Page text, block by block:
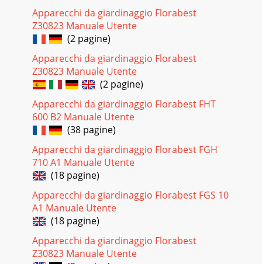
Apparecchi da giardinaggio Florabest
Z30823 Manuale Utente
(2 pagine)
Apparecchi da giardinaggio Florabest
Z30823 Manuale Utente
(2 pagine)
Apparecchi da giardinaggio Florabest FHT
600 B2 Manuale Utente
(38 pagine)
Apparecchi da giardinaggio Florabest FGH
710 A1 Manuale Utente
(18 pagine)
Apparecchi da giardinaggio Florabest FGS 10
A1 Manuale Utente
(18 pagine)
Apparecchi da giardinaggio Florabest
Z30823 Manuale Utente